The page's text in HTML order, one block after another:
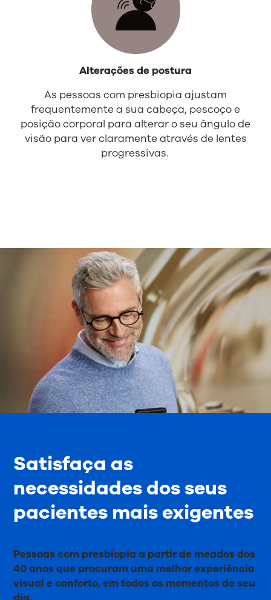
Alterações de postura
As pessoas com presbiopia ajustam
frequentemente a sua cabeça, pescoço e
posição corporal para alterar o seu ângulo de
visão para ver claramente através de lentes
progressivas.
Satisfaça as
necessidades dos seus
pacientes mais exigentes
Pessoas com presbiopia a partir de meados dos
40 anos que procuram uma melhor experiência
visual e conforto, em todos os momentos do seu